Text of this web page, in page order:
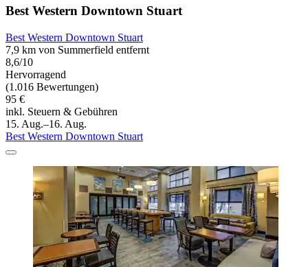
Best Western Downtown Stuart
Best Western Downtown Stuart
7,9 km von Summerfield entfernt
8,6/10
Hervorragend
(1.016 Bewertungen)
95 €
inkl. Steuern & Gebühren
15. Aug.–16. Aug.
Best Western Downtown Stuart